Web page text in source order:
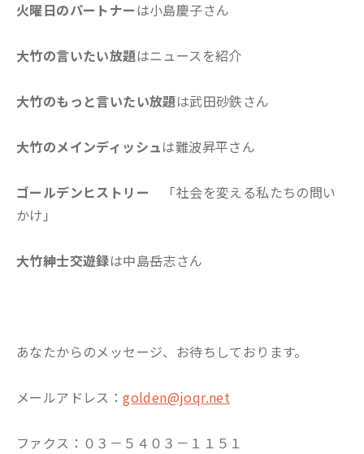
火曜日のパートナー は小島慶子さん
大竹の言いたい放題はニュースを紹介
大竹のもっと言いたい放題は武田砂鉄さん
大竹のメインディッシュは難波昇平さん
ゴールデンヒストリー
「社会を変える私たちの問い
かけ」
大竹紳士交遊録は中島岳志さん
あなたからのメッセージ、お待ちしております。
メールアドレス：golden@joqr.net
ファクス：０３－５４０３－１１５１